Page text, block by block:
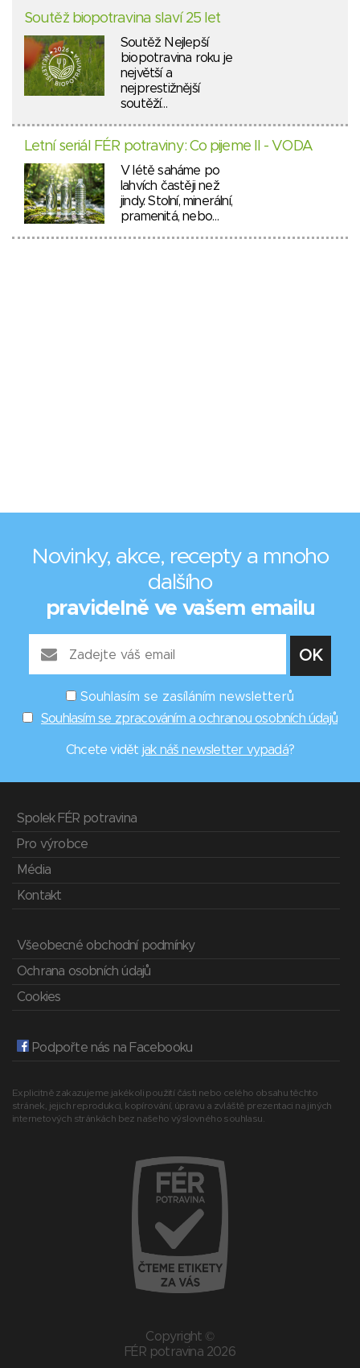
Soutěž biopotravina slaví 25 let
Soutěž Nejlepší
biopotravina roku je
největší a
nejprestižnější
soutěží…
Letní seriál FÉR potraviny: Co pijeme II - VODA
V létě saháme po
lahvích častěji než
jindy. Stolní, minerální,
pramenitá, nebo…
Novinky, akce, recepty a mnoho
dalšího
pravidelně ve vašem emailu
Souhlasím se zasíláním newsletterů
Souhlasím se zpracováním a ochranou osobních údajů
Chcete vidět jak náš newsletter vypadá?
Spolek FÉR potravina
Pro výrobce
Média
Kontakt
Všeobecné obchodní podmínky
Ochrana osobních údajů
Cookies
Podpořte nás na Facebooku
Explicitně zakazujeme jakékoli použití části nebo celého obsahu těchto
stránek, jejich reprodukci, kopírování, úpravu a zvláště prezentaci na jiných
internetových stránkách bez našeho výslovného souhlasu.
Copyright ©
FÉR potravina 2026